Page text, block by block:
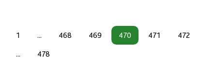
1 ... 468 469 470 471 472
... 478